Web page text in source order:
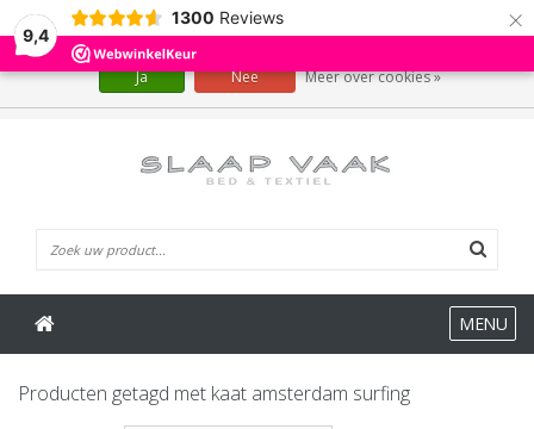
9,4
1300 Reviews ×
MENU
Producten getagd met kaat amsterdam surfing
Wij slaan cookies op om onze website te verbeteren. Is dat akkoord?
Ja Nee Meer over cookies »